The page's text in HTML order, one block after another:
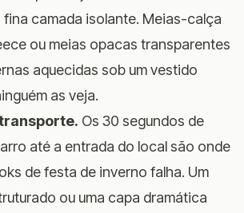
camada isolante. Meias-calça
ou meias opacas transparentes
aquecidas sob um vestido
as veja.
Os 30 segundos de
até a entrada do local são onde
de festa de inverno falha. Um
ou uma capa dramática